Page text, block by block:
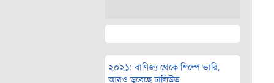
২০২১: বাণিজ্য থেকে শিল্পে ভারি,
আরও ডুবেছে ঢালিউড